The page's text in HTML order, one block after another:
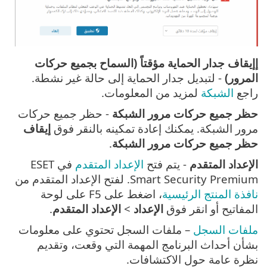
إإيقاف جدار الحماية مؤقتاً (السماح بجميع حركات
المرور) - لتبديل جدار الحماية إلى حالة غير نشطة.
راجع الشبكة لمزيد من المعلومات.
حظر جميع حركات مرور الشبكة - حظر جميع حركات
مرور الشبكة. يمكنك إعادة تمكينه بالنقر فوق إيقاف
حظر جميع حركات مرور الشبكة.
الإعداد المتقدم - يتم فتح الإعداد المتقدم
في ESET
Smart Security Premium. لفتح الإعداد المتقدم من
نافذة المنتج الرئيسية
، اضغط على F5 على لوحة
المفاتيح أو انقر فوق الإعداد > الإعداد المتقدم.
ملفات السجل – ملفات السجل تحتوي على معلومات
بشأن أحداث البرنامج المهمة التي وقعت، وتقديم
نظرة عامة حول الاكتشافات.